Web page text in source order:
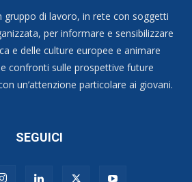
gruppo di lavoro, in rete con soggetti
per informare e sensibilizzare
e delle culture europee e animare
confronti sulle prospettive future
un’attenzione particolare ai giovani.
SEGUICI